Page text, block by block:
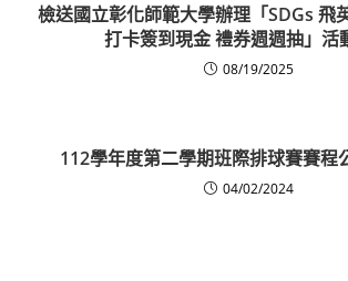
檢送國立彰化師範大學辦理「SDGs 飛
打卡簽到現金 禮券週週抽」活
08/19/2025
112學年度第二學期班際排球賽賽程
04/02/2024